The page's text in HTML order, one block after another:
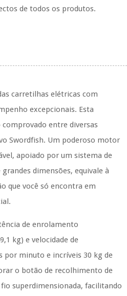
de todos os produtos.
carretilhas elétricas com
excepcionais. Esta
entre diversas
Swordfish. Um poderoso motor
apoiado por um sistema de
dimensões, equivale à
que você só encontra em
de enrolamento
kg) e velocidade de
por minuto e incríveis 30 kg de
o botão de recolhimento de
superdimensionada, facilitando